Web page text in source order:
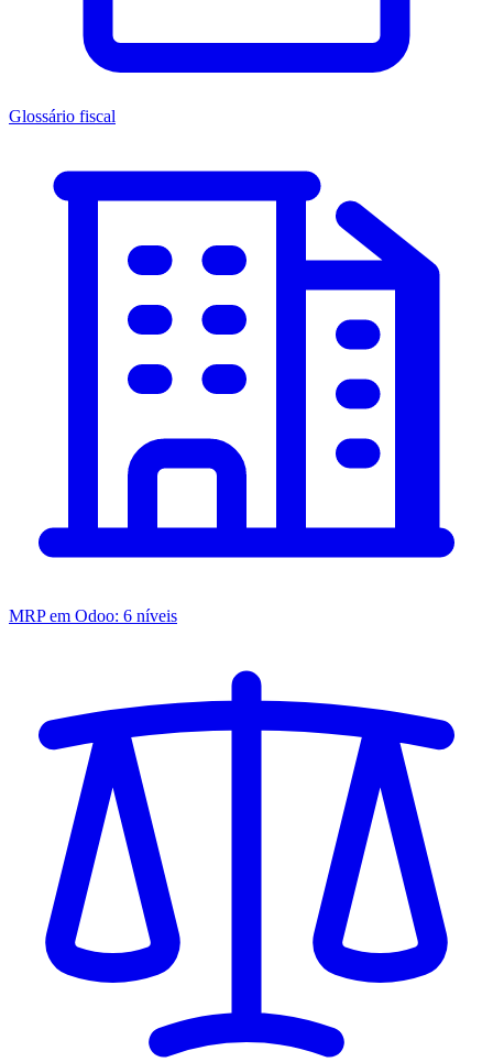
Glossário fiscal
MRP em Odoo: 6 níveis